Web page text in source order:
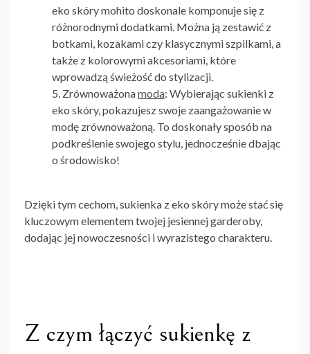
eko skóry mohito doskonale komponuje się z
różnorodnymi dodatkami. Można ją zestawić z
botkami, kozakami czy klasycznymi szpilkami, a
także z kolorowymi akcesoriami, które
wprowadzą świeżość do stylizacji.
Zrównoważonamoda: Wybierając sukienki z
eko skóry, pokazujesz swoje zaangażowanie w
modę zrównoważoną. To doskonały sposób na
podkreślenie swojego stylu, jednocześnie dbając
o środowisko!
Dzięki tym cechom,sukienka z eko skórymoże stać się
kluczowym elementem twojej jesiennej garderoby,
dodając jej nowoczesności i wyrazistego charakteru.
Z czym łączyć sukienkę z